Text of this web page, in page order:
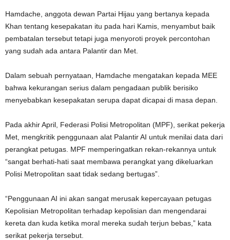
Hamdache, anggota dewan Partai Hijau yang bertanya kepada
Khan tentang kesepakatan itu pada hari Kamis, menyambut baik
pembatalan tersebut tetapi juga menyoroti proyek percontohan
yang sudah ada antara Palantir dan Met.
Dalam sebuah pernyataan, Hamdache mengatakan kepada MEE
bahwa kekurangan serius dalam pengadaan publik berisiko
menyebabkan kesepakatan serupa dapat dicapai di masa depan.
Pada akhir April, Federasi Polisi Metropolitan (MPF), serikat pekerja
Met, mengkritik penggunaan alat Palantir AI untuk menilai data dari
perangkat petugas. MPF memperingatkan rekan-rekannya untuk
“sangat berhati-hati saat membawa perangkat yang dikeluarkan
Polisi Metropolitan saat tidak sedang bertugas”.
“Penggunaan AI ini akan sangat merusak kepercayaan petugas
Kepolisian Metropolitan terhadap kepolisian dan mengendarai
kereta dan kuda ketika moral mereka sudah terjun bebas,” kata
serikat pekerja tersebut.